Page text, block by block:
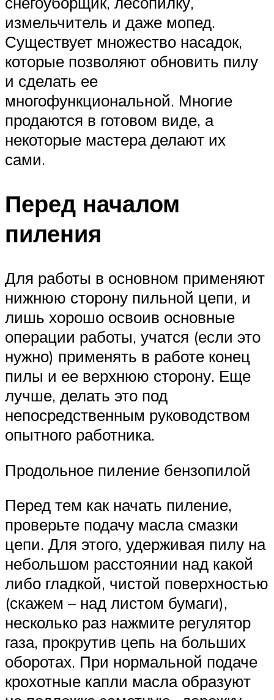
измельчитель и даже мопед.
Существует множество насадок,
которые позволяют обновить пилу
и сделать ее
многофункциональной. Многие
продаются в готовом виде, а
некоторые мастера делают их
сами.
Перед началом
пиления
Для работы в основном применяют
нижнюю сторону пильной цепи, и
лишь хорошо освоив основные
операции работы, учатся (если это
нужно) применять в работе конец
пилы и ее верхнюю сторону. Еще
лучше, делать это под
непосредственным руководством
опытного работника.
Продольное пиление бензопилой
Перед тем как начать пиление,
проверьте подачу масла смазки
цепи. Для этого, удерживая пилу на
небольшом расстоянии над какой
либо гладкой, чистой поверхностью
(скажем – над листом бумаги),
несколько раз нажмите регулятор
газа, прокрутив цепь на больших
оборотах. При нормальной подаче
крохотные капли масла образуют